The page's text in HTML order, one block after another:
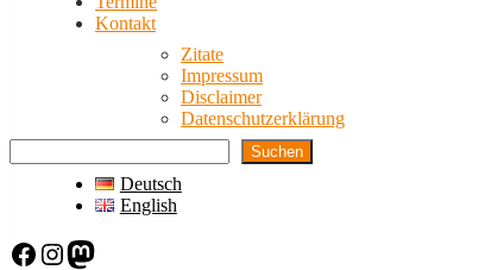
Kontakt
Zitate
Impressum
Disclaimer
Datenschutzerklärung
Suchen
Deutsch
English
Facebook Instagram Mastodon